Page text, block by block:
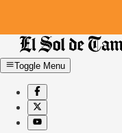
Toggle Menu